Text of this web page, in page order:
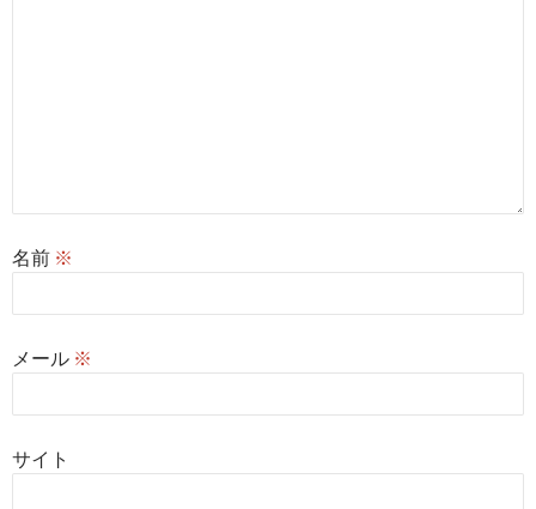
名前 ※
メール ※
サイト